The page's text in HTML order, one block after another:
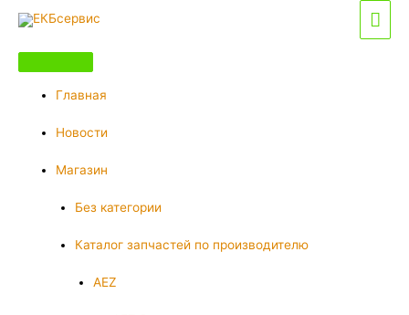
Перейти
содержимому
Главная
Новости
Магазин
Без категории
Каталог запчастей по производителю
AEZ